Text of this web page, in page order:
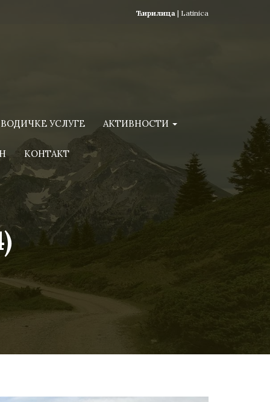
Ћирилица | Latinica
ВОДИЧКЕ УСЛУГЕ АКТИВНОСТИ
КОНТАКТ